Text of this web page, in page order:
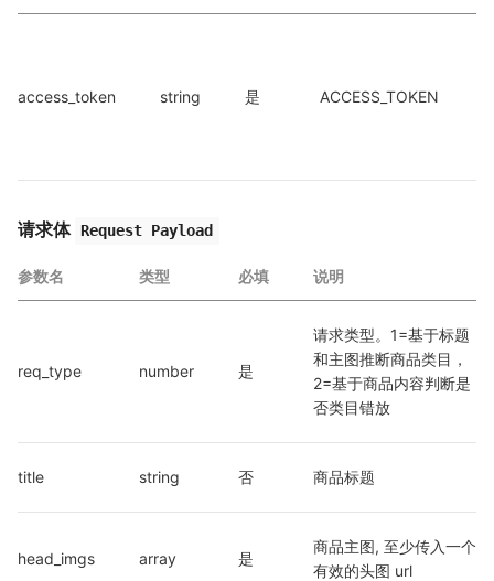
access_token string 是 ACCESS_TOKEN
请求体 Request Payload
参数名 类型 必填 说明
req_type number 是
请求类型。1=基于标题
和主图推断商品类目，
2=基于商品内容判断是
否类目错放
title string 否 商品标题
head_imgs array 是
商品主图, 至少传入一个
有效的头图 url